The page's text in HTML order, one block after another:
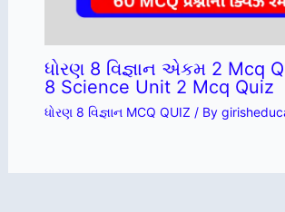
ધોરણ 8 વિજ્ઞાન એકમ 2 Mcq
8 Science Unit 2 Mcq Quiz
ધોરણ 8 વિજ્ઞાન MCQ QUIZ / By